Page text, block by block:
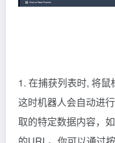
1. 在捕获列表时, 将鼠
这时机器人会自动进
取的特定数据内容，